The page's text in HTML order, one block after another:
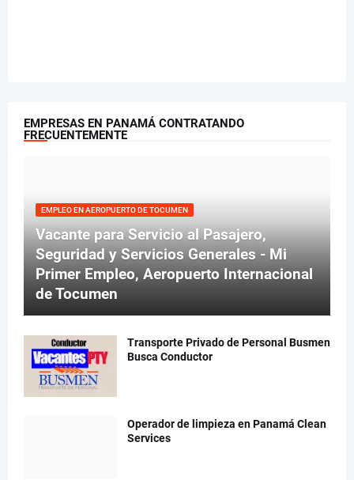
EMPRESAS EN PANAMÁ CONTRATANDO
FRECUENTEMENTE
EMPLEO EN AEROPUERTO DE TOCUMEN
Vacante para Servicio al Pasajero,
Seguridad y Servicios Generales - Mi
Primer Empleo, Aeropuerto Internacional
de Tocumen
Transporte Privado de Personal Busmen
Busca Conductor
Operador de limpieza en Panamá Clean
Services